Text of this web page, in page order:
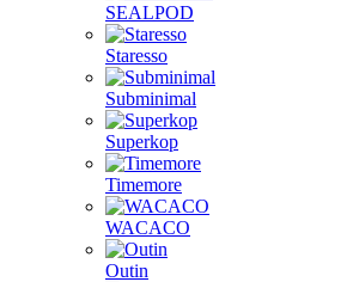
SEALPOD
Staresso
Subminimal
Superkop
Timemore
WACACO
Outin